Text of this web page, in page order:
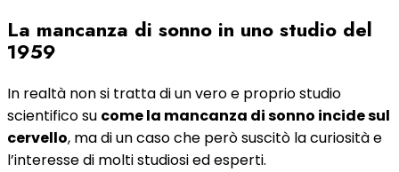
La mancanza di sonno in uno studio del
1959
In realtà non si tratta di un vero e proprio studio
scientifico su come la mancanza di sonno incide sul
cervello, ma di un caso che però suscitò la curiosità e
l’interesse di molti studiosi ed esperti.